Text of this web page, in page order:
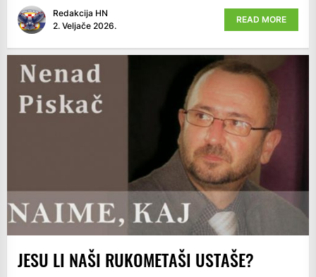
Redakcija HN
2. Veljače 2026.
READ MORE
JESU LI NAŠI RUKOMETAŠI USTAŠE?